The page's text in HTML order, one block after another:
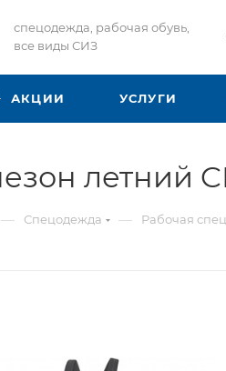
спецодежда, рабочая обувь,
все виды СИЗ
АКЦИИ УСЛУГИ
летний
— Спецодежда — Рабочая